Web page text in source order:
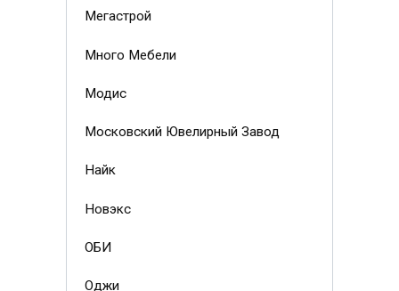
Мегастрой
Много Мебели
Модис
Московский Ювелирный Завод
Найк
Новэкс
ОБИ
Оджи